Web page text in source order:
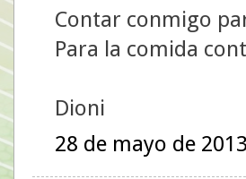
Contar conmigo
Para la comida
Dioni
28 de mayo de